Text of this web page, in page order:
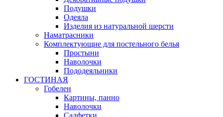
Подушки
Одеяла
Изделия из натуральной шерсти
Наматраcники
Комплектующие для постельного белья
Простыни
Наволочки
Пододеяльники
ГОСТИНАЯ
Гобелен
Картины, панно
Наволочки
Салфетки